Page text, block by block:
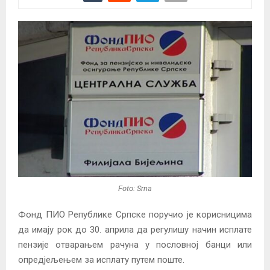
Foto: Srna
Фонд ПИО Републике Српске поручио је корисницима
да имају рок до 30. априла да регулишу начин исплате
пензије отварањем рачуна у пословној банци или
опредјељењем за исплату путем поште.